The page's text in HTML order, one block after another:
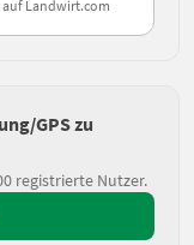
Landwirt.com
GPS zu
registrierte Nutzer.